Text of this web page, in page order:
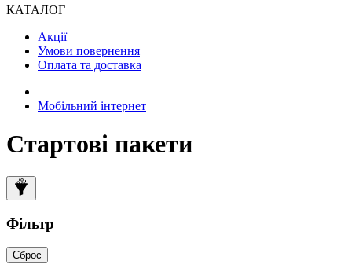
КАТАЛОГ
Акції
Умови повернення
Оплата та доставка
Мобільний інтернет
Стартові пакети
Фільтр
Сброс